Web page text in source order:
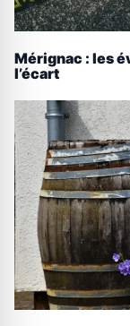
Mérignac : les
l’écart